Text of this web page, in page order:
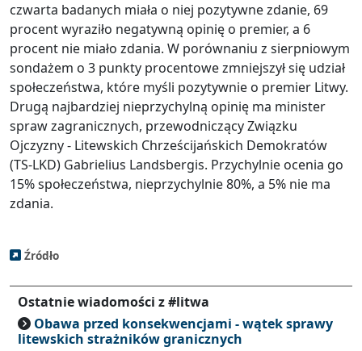
czwarta badanych miała o niej pozytywne zdanie, 69
procent wyraziło negatywną opinię o premier, a 6
procent nie miało zdania. W porównaniu z sierpniowym
sondażem o 3 punkty procentowe zmniejszył się udział
społeczeństwa, które myśli pozytywnie o premier Litwy.
Drugą najbardziej nieprzychylną opinię ma minister
spraw zagranicznych, przewodniczący Związku
Ojczyzny - Litewskich Chrześcijańskich Demokratów
(TS-LKD) Gabrielius Landsbergis. Przychylnie ocenia go
15% społeczeństwa, nieprzychylnie 80%, a 5% nie ma
zdania.
Źródło
Ostatnie wiadomości z #litwa
Obawa przed konsekwencjami - wątek sprawy
litewskich strażników granicznych